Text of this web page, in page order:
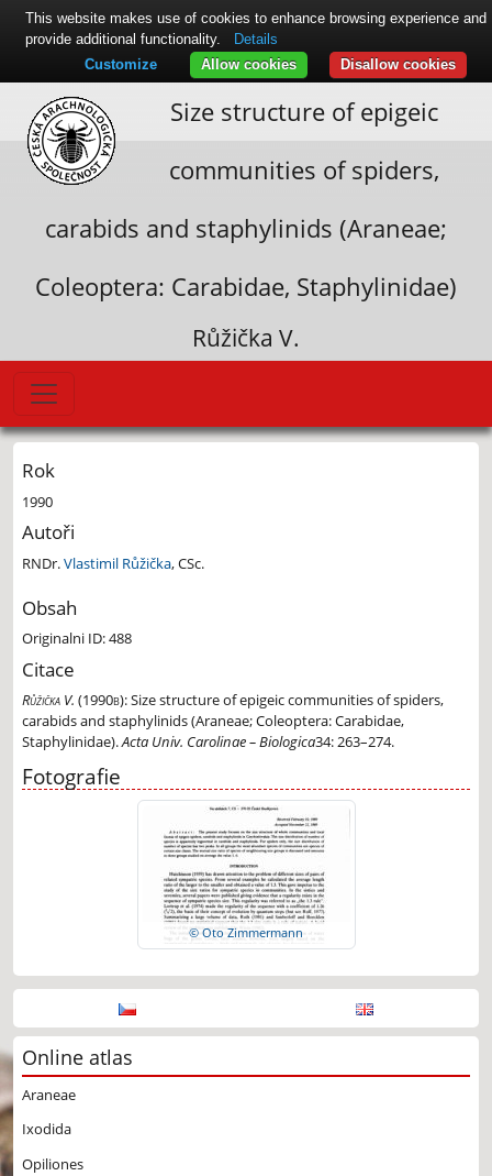
Size structure of epigeic
communities of spiders,
carabids and staphylinids (Araneae;
Coleoptera: Carabidae, Staphylinidae)
Růžička V.
Rok
1990
Autoři
RNDr.Vlastimil Růžička, CSc.
Obsah
Originalni ID: 488
Citace
Růžička V. (1990b):Size structure of epigeic communities of spiders,
carabids and staphylinids (Araneae; Coleoptera: Carabidae,
Staphylinidae).Acta Univ. Carolinae – Biologica34: 263–274.
Fotografie
© Oto Zimmermann
Online atlas
Araneae
Ixodida
Opiliones
This website makes use of cookies to enhance browsing experience and
provide additional functionality.
Details
Disallow cookies
Allow cookies
Customize